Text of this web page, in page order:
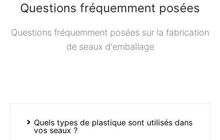
Questions fréquemment posées
Questions fréquemment posées sur la fabrication
de seaux d'emballage
Quels types de plastique sont utilisés dans
vos seaux ?